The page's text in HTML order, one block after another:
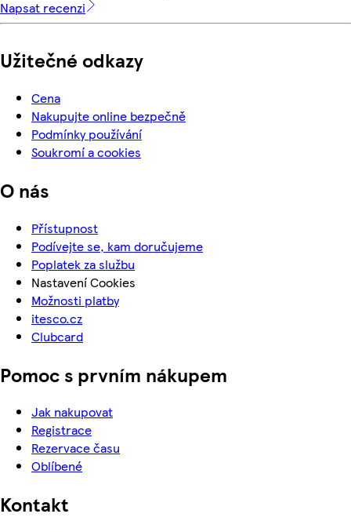
Napsat recenzi
Užitečné odkazy
Cena
Nakupujte online bezpečně
Podmínky používání
Soukromí a cookies
O nás
Přístupnost
Podívejte se, kam doručujeme
Poplatek za službu
Nastavení Cookies
Možnosti platby
itesco.cz
Clubcard
Pomoc s prvním nákupem
Jak nakupovat
Registrace
Rezervace času
Oblíbené
Kontakt